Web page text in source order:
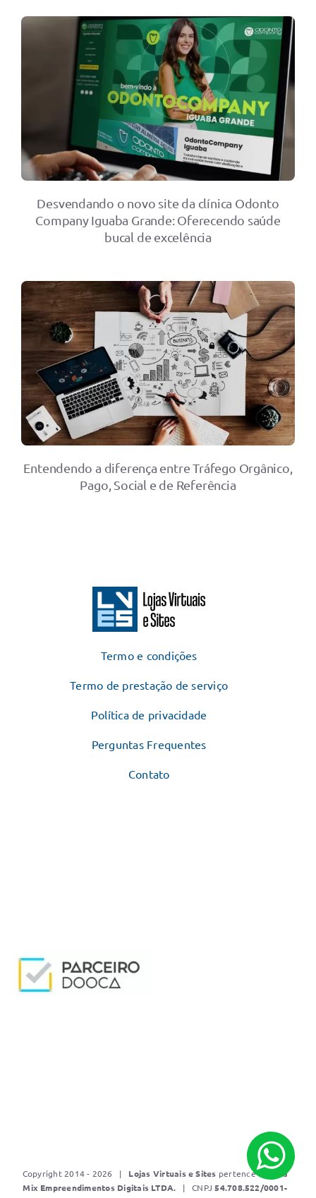
Desvendando o novo site da clínica Odonto
Company Iguaba Grande: Oferecendo saúde
bucal de excelência
Entendendo a diferença entre Tráfego Orgânico,
Pago, Social e de Referência
Termo e condições
Termo de prestação de serviço
Política de privacidade
Perguntas Frequentes
Contato
Copyright 2014 - 2026 | Lojas Virtuais e Sites pertence a
Mídia
Mix Empreendimentos Digitais LTDA. | CNPJ54.708.522/0001-